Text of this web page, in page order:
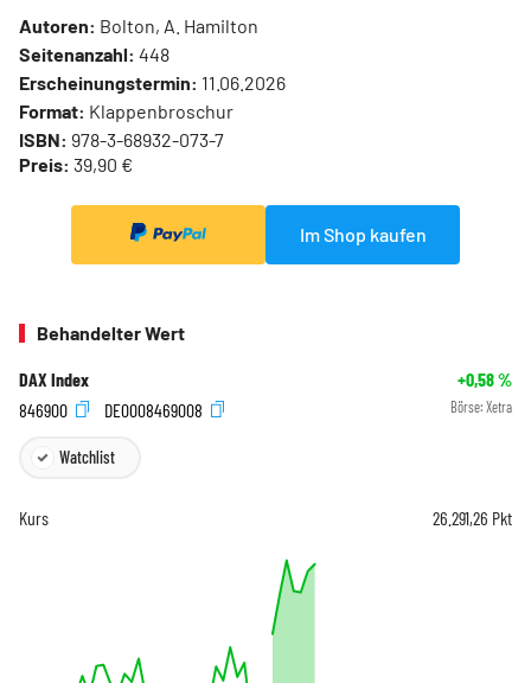
Autoren: Bolton, A. Hamilton
Seitenanzahl: 448
Erscheinungstermin: 11.06.2026
Format: Klappenbroschur
ISBN: 978-3-68932-073-7
Preis: 39,90 €
Im Shop kaufen
Behandelter Wert
DAX Index +0,58%
846900
DE0008469008 Börse: Xetra
Watchlist
Kurs 26.291,26 Pkt